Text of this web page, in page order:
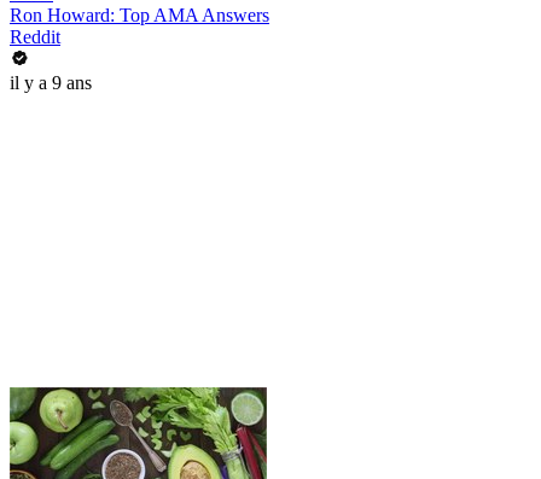
Ron Howard: Top AMA Answers
Reddit
il y a 9 ans